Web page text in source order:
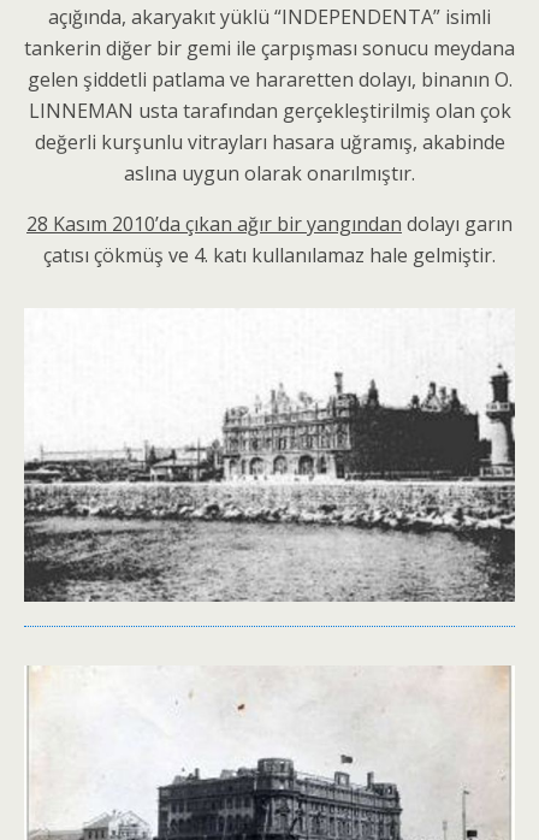
açığında, akaryakıt yüklü “INDEPENDENTA” isimli
tankerin diğer bir gemi ile çarpışması sonucu meydana
gelen şiddetli patlama ve hararetten dolayı, binanın O.
LINNEMAN usta tarafından gerçekleştirilmiş olan çok
değerli kurşunlu vitrayları hasara uğramış, akabinde
aslına uygun olarak onarılmıştır.
28 Kasım 2010’da çıkan ağır bir yangından dolayı garın
çatısı çökmüş ve 4. katı kullanılamaz hale gelmiştir.